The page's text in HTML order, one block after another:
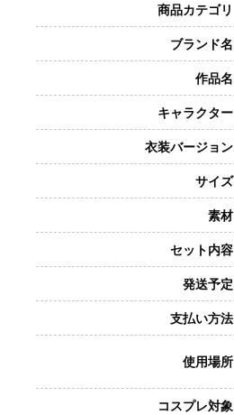
商品カテゴリ
ブランド名
作品名
キャラクター
衣装バージョン
サイズ
素材
セット内容
発送予定
支払い方法
使用場所
コスプレ対象